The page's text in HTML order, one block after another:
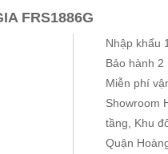
FRS1886G
Nhập khẩu
Bảo hành 2
Miễn phí
Showroom
tầng, Khu
Quận